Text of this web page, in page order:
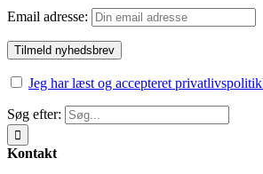
Email adresse:
Jeg har læst og accepteret
Søg efter:
Kontakt